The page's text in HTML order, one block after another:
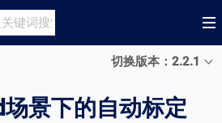
切换版本：2.2.1
景下的自动标定